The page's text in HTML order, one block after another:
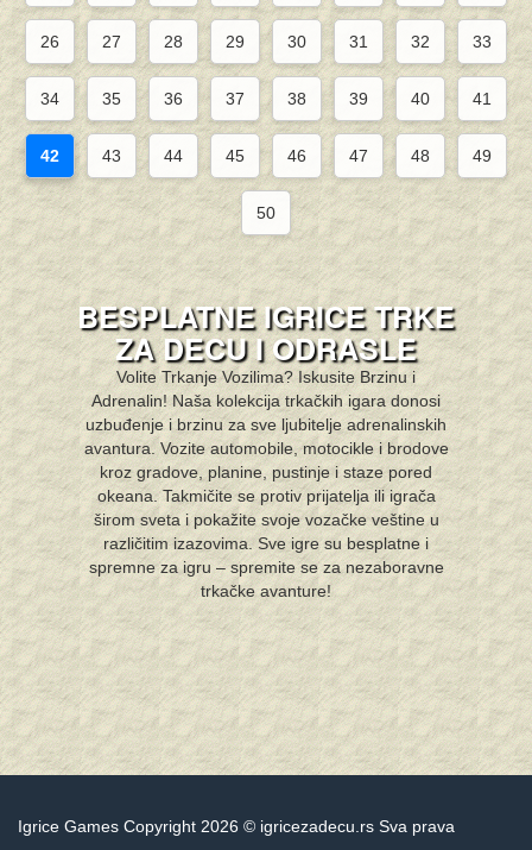
26 27 28 29 30 31 32 33
34 35 36 37 38 39 40 41
42 43 44 45 46 47 48 49
50
BESPLATNE IGRICE TRKE
ZA DECU I ODRASLE
Volite Trkanje Vozilima? Iskusite Brzinu i
Adrenalin! Naša kolekcija trkačkih igara donosi
uzbuđenje i brzinu za sve ljubitelje adrenalinskih
avantura. Vozite automobile, motocikle i brodove
kroz gradove, planine, pustinje i staze pored
okeana. Takmičite se protiv prijatelja ili igrača
širom sveta i pokažite svoje vozačke veštine u
različitim izazovima. Sve igre su besplatne i
spremne za igru – spremite se za nezaboravne
trkačke avanture!
Igrice Games Copyright 2026 © igricezadecu.rs Sva prava